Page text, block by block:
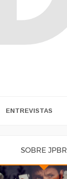
ENTREVISTAS
SOBRE JPBR